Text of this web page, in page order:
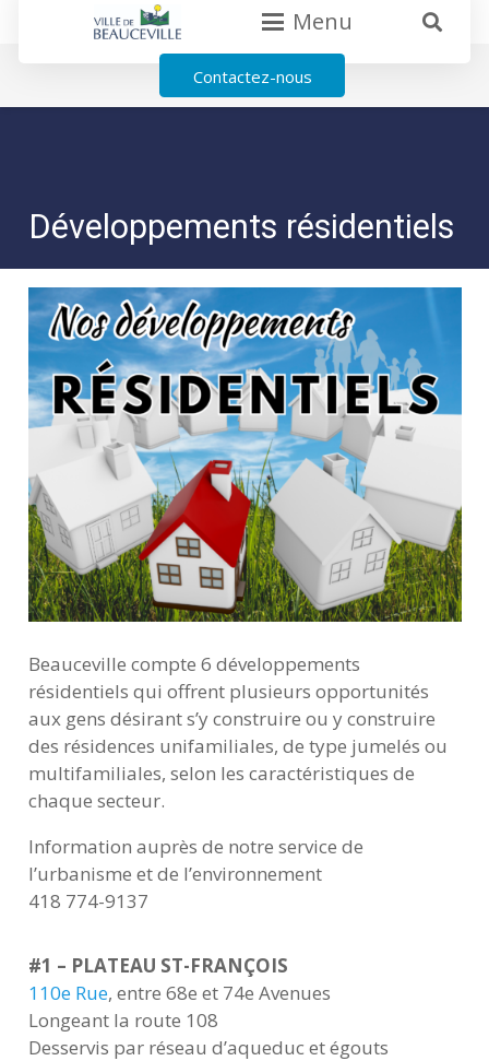
Menu
Contactez-nous
Développements résidentiels
Beauceville compte 6 développements
résidentiels qui offrent plusieurs opportunités
aux gens désirant s’y construire ou y construire
des résidences unifamiliales, de type jumelés ou
multifamiliales, selon les caractéristiques de
chaque secteur.
Information auprès de notre service de
l’urbanisme et de l’environnement
418 774-9137
#1 – PLATEAU ST-FRANÇOIS
110e Rue, entre 68e et 74e Avenues
Longeant la route 108
Desservis par réseau d’aqueduc et égouts